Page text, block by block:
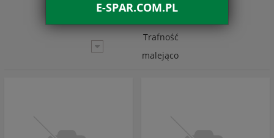
Trafność
malejąco
E-SPAR.COM.PL